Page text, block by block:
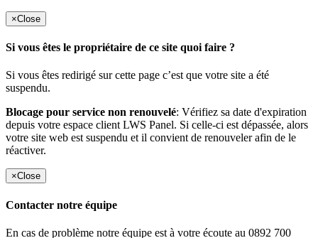
×Close
Si vous êtes le propriétaire de ce site quoi faire ?
Si vous êtes redirigé sur cette page c’est que votre site a été
suspendu.
Blocage pour service non renouvelé: Vérifiez sa date d'expiration
depuis votre espace client LWS Panel. Si celle-ci est dépassée, alors
votre site web est suspendu et il convient de renouveler afin de le
réactiver.
×Close
Contacter notre équipe
En cas de problème notre équipe est à votre écoute au 0892 700